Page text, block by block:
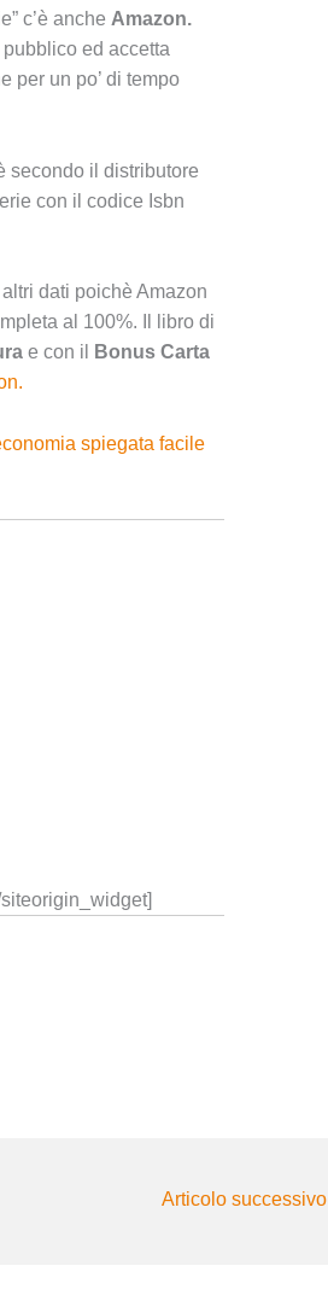
c’è anche Amazon.
ed accetta
per un po’ di tempo
secondo il distributore
con il codice Isbn
dati poichè Amazon
al 100%. Il libro di
e con il
Bonus Carta
spiegata facile
siteorigin_widget]
Articolo successivo